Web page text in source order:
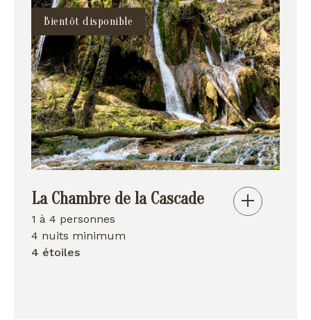
Bientôt disponible
La Chambre de la Cascade
1 à 4 personnes
4 nuits minimum
4 étoiles